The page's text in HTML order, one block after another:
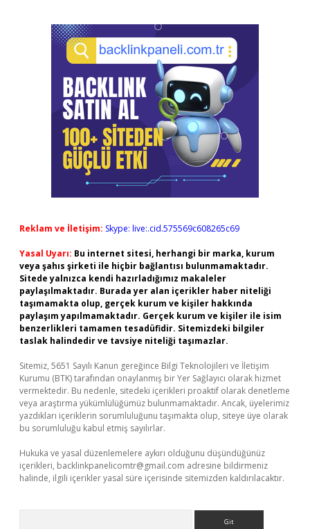
Reklam ve İletişim: Skype: live:.cid.575569c608265c69
Yasal Uyarı: Bu internet sitesi, herhangi bir marka, kurum
veya şahıs şirketi ile hiçbir bağlantısı bulunmamaktadır.
Sitede yalnızca kendi hazırladığımız makaleler
paylaşılmaktadır. Burada yer alan içerikler haber niteliği
taşımamakta olup, gerçek kurum ve kişiler hakkında
paylaşım yapılmamaktadır. Gerçek kurum ve kişiler ile isim
benzerlikleri tamamen tesadüfidir. Sitemizdeki bilgiler
taslak halindedir ve tavsiye niteliği taşımazlar.
Sitemiz, 5651 Sayılı Kanun gereğince Bilgi Teknolojileri ve İletişim
Kurumu (BTK) tarafından onaylanmış bir Yer Sağlayıcı olarak hizmet
vermektedir. Bu nedenle, sitedeki içerikleri proaktif olarak denetleme
veya araştırma yükümlülüğümüz bulunmamaktadır. Ancak, üyelerimiz
yazdıkları içeriklerin sorumluluğunu taşımakta olup, siteye üye olarak
bu sorumluluğu kabul etmiş sayılırlar.
Hukuka ve yasal düzenlemelere aykırı olduğunu düşündüğünüz
içerikleri, backlinkpanelicomtr@gmail.com adresine bildirmeniz
halinde, ilgili içerikler yasal süre içerisinde sitemizden kaldırılacaktır.